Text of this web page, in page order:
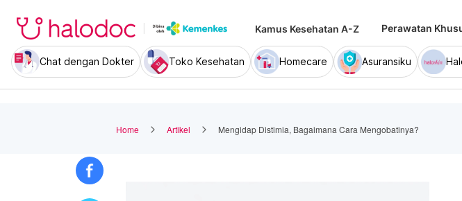
Kamus Kesehatan A-Z Perawatan
Chat dengan Dokter Toko Kesehatan Homecare Asuransiku
Home Artikel Mengidap Distimia, Bagaimana Cara Mengobatinya?